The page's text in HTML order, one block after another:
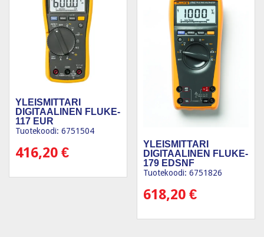
YLEISMITTARI
DIGITAALINEN FLUKE-
117 EUR
Tuotekoodi: 6751504
416,20 €
YLEISMITTARI
DIGITAALINEN FLUKE-
179 EDSNF
Tuotekoodi: 6751826
618,20€